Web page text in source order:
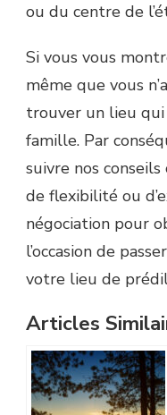
ou du centre de
Si vous vous
même que vous
trouver un lieu
famille. Par
suivre nos
de flexibilité ou
négociation pour
l’occasion de
votre lieu de
Articles